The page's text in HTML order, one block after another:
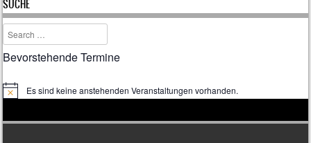
SUCHE
Search
Bevorstehende Termine
H
Es sind keine anstehenden Veranstaltungen vorhanden.